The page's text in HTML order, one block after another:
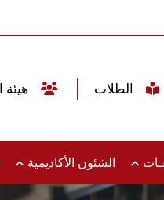
الشئون الأكاديمية